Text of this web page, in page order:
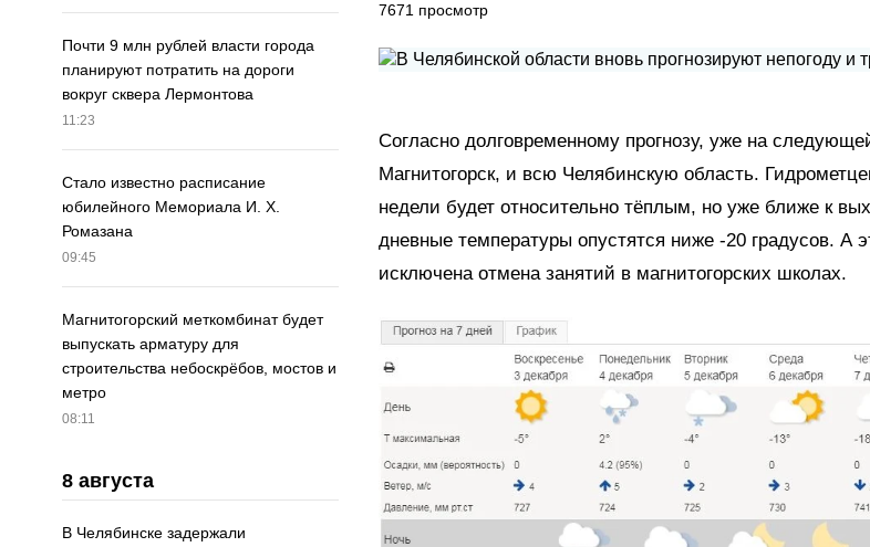
Почти 9 млн рублей власти города
планируют потратить на дороги
вокруг сквера Лермонтова
11:23
Стало известно расписание
юбилейного Мемориала И. Х.
Ромазана
09:45
Магнитогорский меткомбинат будет
выпускать арматуру для
строительства небоскрёбов, мостов и
метро
08:11
8 августа
В Челябинске задержали
7671 просмотр
Согласно долговременному прогнозу, уже на
Магнитогорск, и всю Челябинскую область.
недели будет относительно тёплым, но уже ближе к
дневные температуры опустятся ниже -20 градусов. А
исключена отмена занятий в магнитогорских школах.